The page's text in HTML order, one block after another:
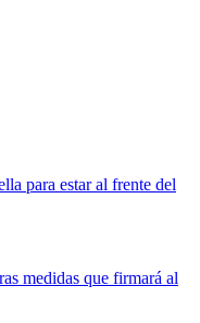
para estar al frente del
medidas que firmará al